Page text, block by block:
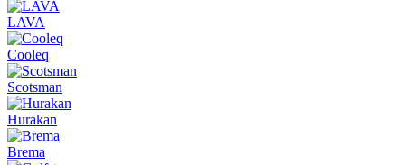
LAVA
Cooleq
Scotsman
Hurakan
Brema